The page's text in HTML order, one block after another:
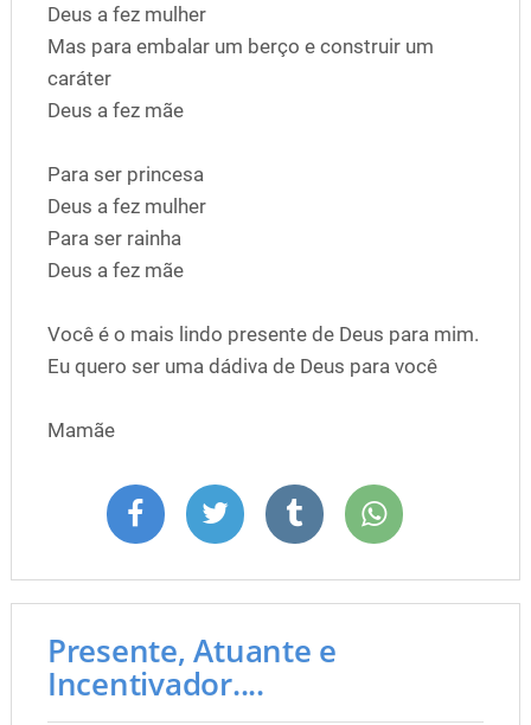
Deus a fez mulher
Mas para embalar um berço e construir um
caráter
Deus a fez mãe
Para ser princesa
Deus a fez mulher
Para ser rainha
Deus a fez mãe
Você é o mais lindo presente de Deus para mim.
Eu quero ser uma dádiva de Deus para você
Mamãe
Presente, Atuante e
Incentivador....